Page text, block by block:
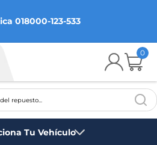
018000-123-533
0
marca del repuesto...
Tu Vehículo